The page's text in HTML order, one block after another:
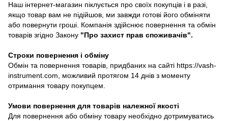
Наш інтернет-магазин піклується про своїх покупців і в разі,
якщо товар вам не підійшов, ми завжди готові його обміняти
або повернути гроші. Компанія здійснює повернення та обмін
товарів згідно Закону "Про захист прав споживачів".
Строки повернення і обміну
Обмін та повернення товарів, придбаних на сайті https://vash-
instrument.com, можливий протягом 14 днів з моменту
отримання товару покупцем.
Умови повернення для товарів належної якості
Для повернення або обміну товару необхідно дотримуватись